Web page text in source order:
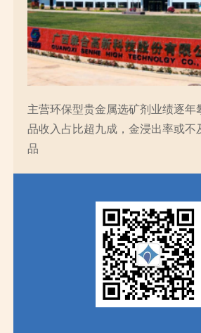
主营环保型贵金属选矿剂业绩逐年
品收入占比超九成，金浸出率或不
品